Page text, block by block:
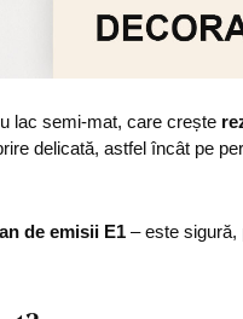
lac semi-mat, care crește
delicată, astfel încât pe
de emisii E1 – este sigură,